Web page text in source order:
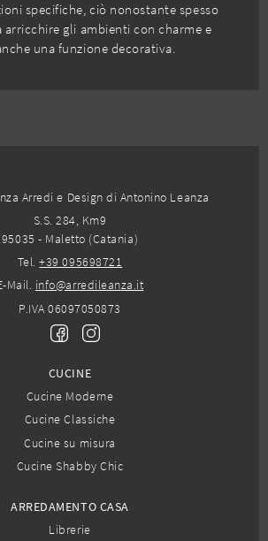
specifiche, ciò nonostante spesso
gli ambienti con charme e
una funzione decorativa.
Arredi e Design di Antonino Leanza
S.S. 284, Km9
95035 - Maletto (Catania)
Tel.+39 095698721
Mail. info@arredileanza.it
P.IVA 06097050873
CUCINE
Cucine Moderne
Cucine Classiche
Cucine su misura
Cucine Shabby Chic
ARREDAMENTO CASA
Librerie